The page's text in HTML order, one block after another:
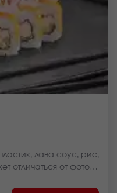
лава соус, рис,
отличаться от фото